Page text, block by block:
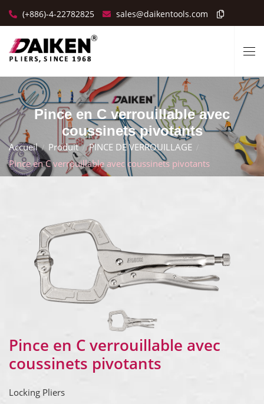
(+886)-4-22782825 sales@daikentools.com
Pince en C verrouillable avec
coussinets pivotants
Accueil Produit
PINCE DE VERROUILLAGE
Pince en C verrouillable avec coussinets pivotants
Pince en C verrouillable avec
coussinets pivotants
Locking Pliers